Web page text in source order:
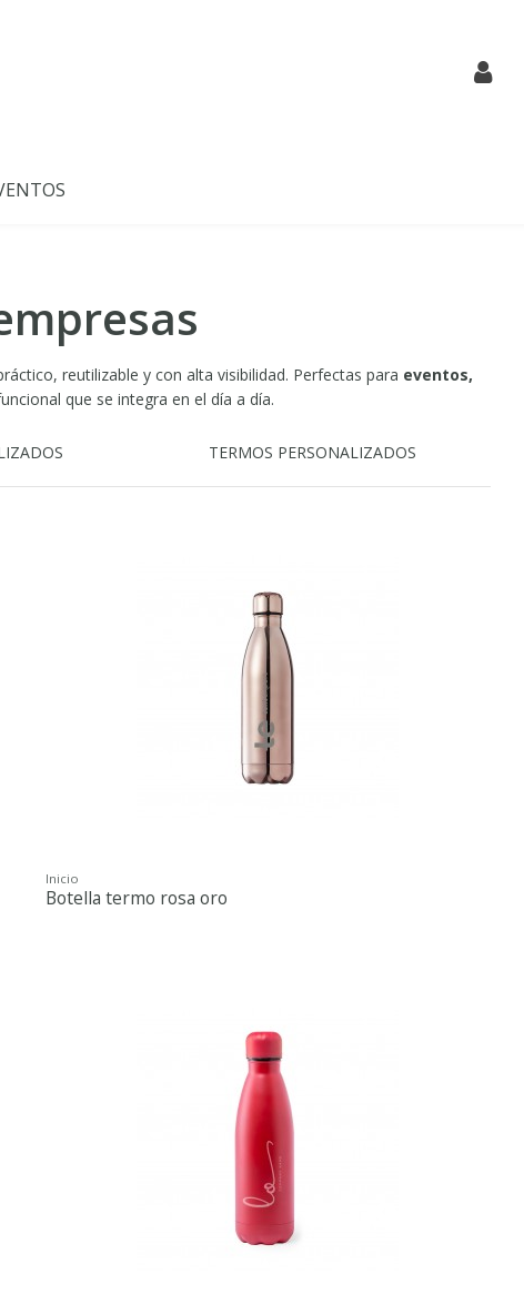
reutilizable y con alta visibilidad. Perfectas para eventos,
que se integra en el día a día.
TERMOS PERSONALIZADOS
Inicio
Botella termo rosa oro